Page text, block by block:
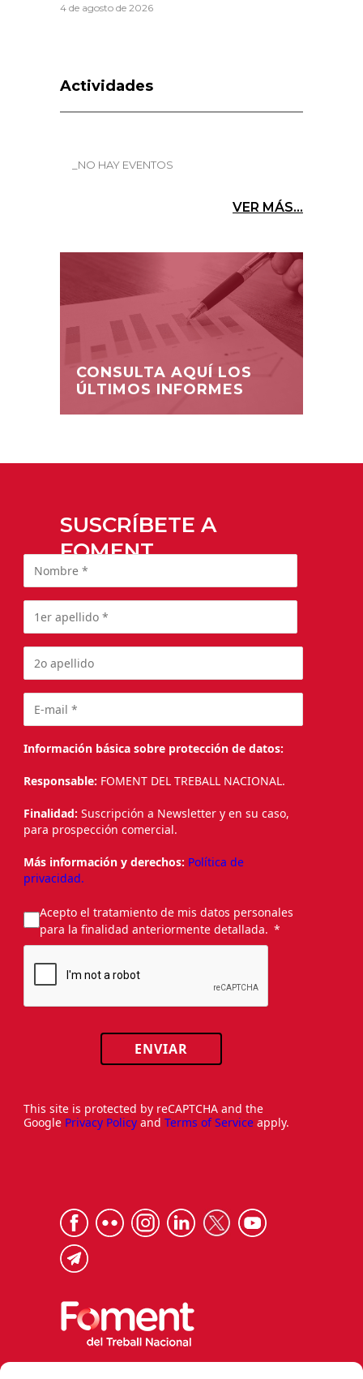
4 de agosto de 2026
Actividades
_NO HAY EVENTOS
VER MÁS...
CONSULTA AQUÍ LOS
ÚLTIMOS INFORMES
SUSCRÍBETE A
FOMENT
Información básica sobre protección de datos:
Responsable: FOMENT DEL TREBALL NACIONAL.
Finalidad: Suscripción a Newsletter y en su caso,
para prospección comercial.
Más información y derechos: Política de
privacidad.
Acepto el tratamiento de mis datos personales
para la finalidad anteriormente detallada.
ENVIAR
This site is protected by reCAPTCHA and the
Google Privacy Policy and Terms of Service apply.